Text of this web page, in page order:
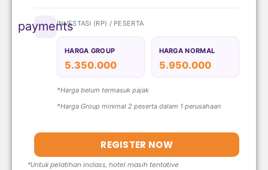
paymentsINVESTASI (RP) / PESERTA
HARGA GROUP
5.350.000
HARGA NORMAL
5.950.000
*Harga belum termasuk pajak
*Harga Group minimal 2 peserta dalam 1 perusahaan
REGISTER NOW
*Untuk pelatihan inclass, hotel masih tentative